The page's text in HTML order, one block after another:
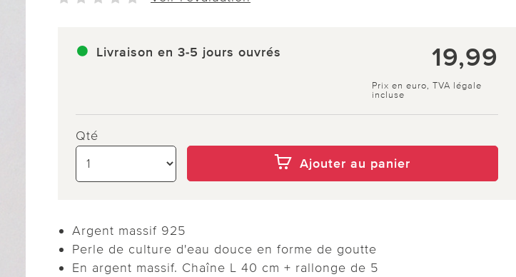
Livraison en 3-5 jours ouvrés 19,99
Prix en euro, TVA légale
incluse
Qté
Ajouter au panier
Argent massif 925
Perle de culture d'eau douce en forme de goutte
En argent massif. Chaîne L 40 cm + rallonge de 5